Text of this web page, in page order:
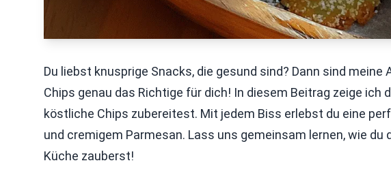
Du liebst knusprige Snacks, die gesund sind? Dann sind meine
Chips genau das Richtige für dich! In diesem Beitrag zeige ich
köstliche Chips zubereitest. Mit jedem Biss erlebst du eine
und cremigem Parmesan. Lass uns gemeinsam lernen, wie du
Küche zauberst!